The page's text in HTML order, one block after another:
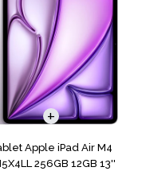
Apple iPad Air M4
256GB 12GB 13''